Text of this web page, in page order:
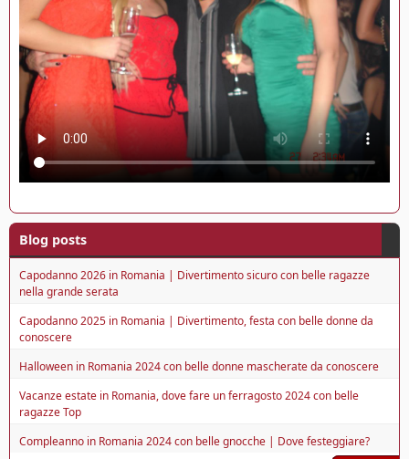
Blog posts
Capodanno 2026 in Romania | Divertimento sicuro con belle ragazze
nella grande serata
Capodanno 2025 in Romania | Divertimento, festa con belle donne da
conoscere
Halloween in Romania 2024 con belle donne mascherate da conoscere
Vacanze estate in Romania, dove fare un ferragosto 2024 con belle
ragazze Top
Compleanno in Romania 2024 con belle gnocche | Dove festeggiare?